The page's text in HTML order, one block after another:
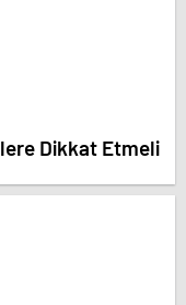
Dikkat Etmeli